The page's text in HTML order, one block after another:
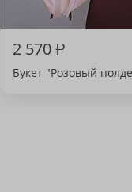
2 570₽
Букет "Розовый